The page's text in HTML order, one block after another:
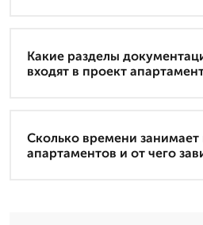
Какие разделы
входят в проект
Сколько времени
апартаментов и от чего